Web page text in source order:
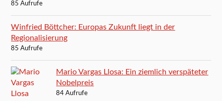
85 Aufrufe
Winfried Böttcher: Europas Zukunft liegt in der
Regionalisierung
85 Aufrufe
Mario Vargas Llosa: Ein ziemlich verspäteter
Nobelpreis
84 Aufrufe